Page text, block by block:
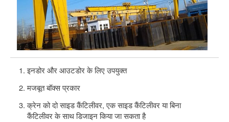
इनडोर और आउटडोर के लिए उपयुक्त
मजबूत बॉक्स प्रकार
क्रेन को दो साइड कैंटिलीवर, एक साइड कैंटिलीवर या बिना
कैंटिलीवर के साथ डिजाइन किया जा सकता है